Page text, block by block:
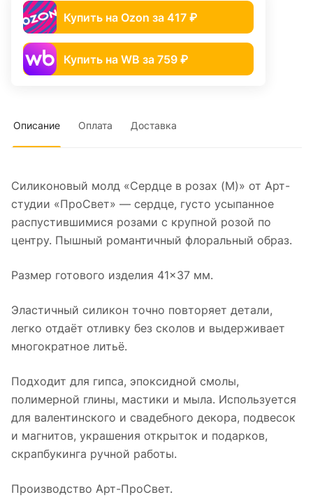
Купить на Ozon за 417 ₽
Купить на WB за 759 ₽
Описание Оплата Доставка
Силиконовый молд «Сердце в розах (M)» от Арт-
студии «ПроСвет» — сердце, густо усыпанное
распустившимися розами с крупной розой по
центру. Пышный романтичный флоральный образ.
Размер готового изделия 41×37 мм.
Эластичный силикон точно повторяет детали,
легко отдаёт отливку без сколов и выдерживает
многократное литьё.
Подходит для гипса, эпоксидной смолы,
полимерной глины, мастики и мыла. Используется
для валентинского и свадебного декора, подвесок
и магнитов, украшения открыток и подарков,
скрапбукинга ручной работы.
Производство Арт-ПроСвет.